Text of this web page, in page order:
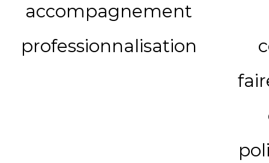
accompagnement
professionnalisation